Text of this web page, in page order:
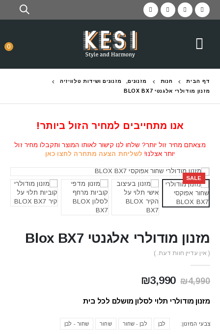
0
דף הבית חנות מזנונים,
מזנונים ושידות טלוויזיה
מזנון מודולרי אלגנטי BLOX BX7
אנו מתחייבים למחיר הזול ביותר!
מצאתם מחיר זול יותר? שלחו לנו קישור לאותו המוצר ותקבלו מחיר זול
יותר אצלנו! לשליחת הצעה מתחרה לחצו כאן
SALE
מזנון מודולרי אלגנטי Blox BX7
( אין עדיין חוות דעת. )
₪4,990
המחיר
היה:
₪3,990
הוא:
מזנון מודולרי תלוי לסלון מושלם לכל בית
צבעי המזנון לבן לבן - שחור שחור שחור - לבן